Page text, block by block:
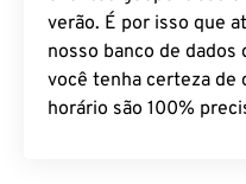
verão. É por isso que
nosso banco de dados
você tenha certeza de
horário são 100%